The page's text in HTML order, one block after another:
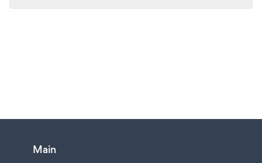
Main